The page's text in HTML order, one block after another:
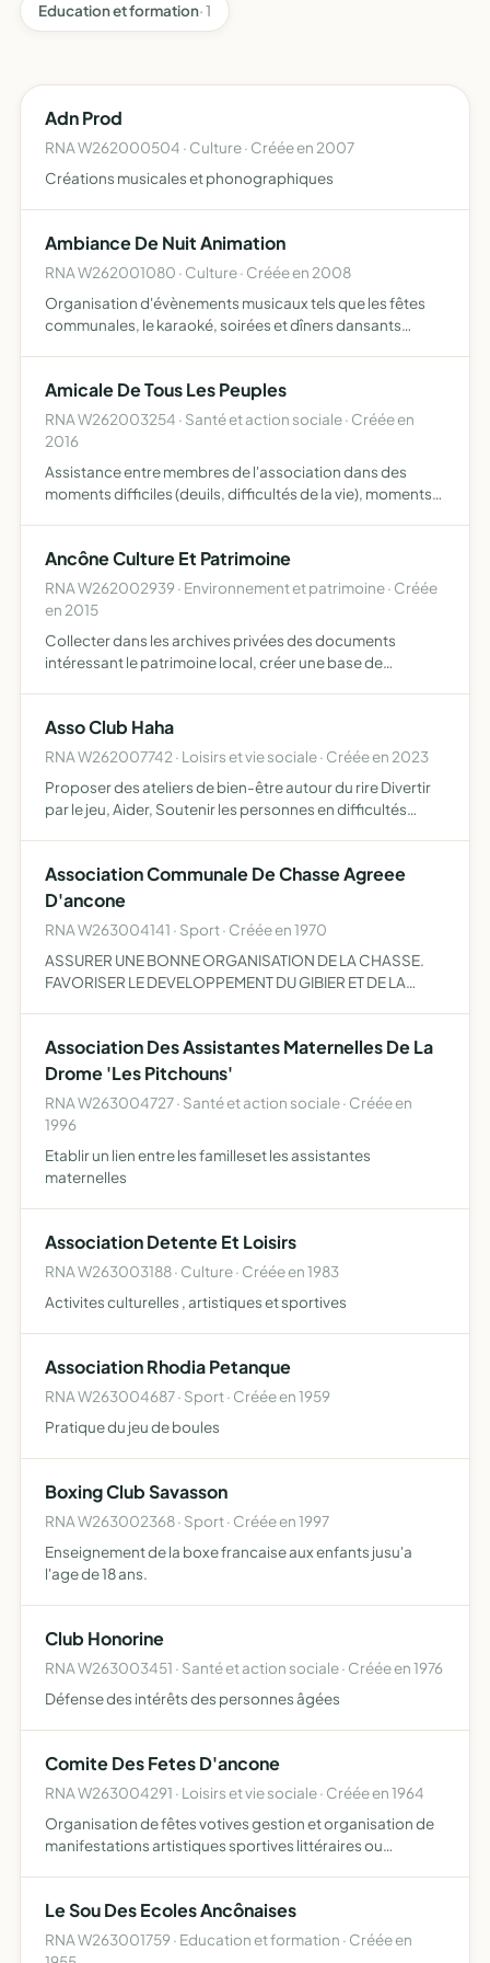
Education et formation· 1
Adn Prod
RNA W262000504 · Culture · Créée en 2007
Créations musicales et phonographiques
Ambiance De Nuit Animation
RNA W262001080 · Culture · Créée en 2008
Organisation d'évènements musicaux tels que les fêtes
communales, le karaoké, soirées et dîners dansants
évènements à…
Amicale De Tous Les Peuples
RNA W262003254 · Santé et action sociale · Créée en
2016
Assistance entre membres de l'association dans des
moments difficiles (deuils, difficultés de la vie), moments
l'assoc…
Ancône Culture Et Patrimoine
RNA W262002939 · Environnement et patrimoine · Créée
en 2015
Collecter dans les archives privées des documents
intéressant le patrimoine local, créer une base de
médiatiques, de…
Asso Club Haha
RNA W262007742 · Loisirs et vie sociale · Créée en 2023
Proposer des ateliers de bien-être autour du rire Divertir
par le jeu, Aider, Soutenir les personnes en difficultés
Association Communale De Chasse Agreee
D'ancone
RNA W263004141 · Sport · Créée en 1970
ASSURER UNE BONNE ORGANISATION DE LA CHASSE.
FAVORISER LE DEVELOPPEMENT DU GIBIER ET DE LA
Association Des Assistantes Maternelles De La
Drome 'Les Pitchouns'
RNA W263004727 · Santé et action sociale · Créée en
1996
Etablir un lien entre les familleset les assistantes
maternelles
Association Detente Et Loisirs
RNA W263003188 · Culture · Créée en 1983
Activites culturelles , artistiques et sportives
Association Rhodia Petanque
RNA W263004687 · Sport · Créée en 1959
Pratique du jeu de boules
Boxing Club Savasson
RNA W263002368 · Sport · Créée en 1997
Enseignement de la boxe francaise aux enfants jusu'a
l'age de 18 ans.
Club Honorine
RNA W263003451 · Santé et action sociale · Créée en 1976
Défense des intérêts des personnes âgées
Comite Des Fetes D'ancone
RNA W263004291 · Loisirs et vie sociale · Créée en 1964
Organisation de fêtes votives gestion et organisation de
manifestations artistiques sportives littéraires ou
Le Sou Des Ecoles Ancônaises
RNA W263001759 · Education et formation · Créée en